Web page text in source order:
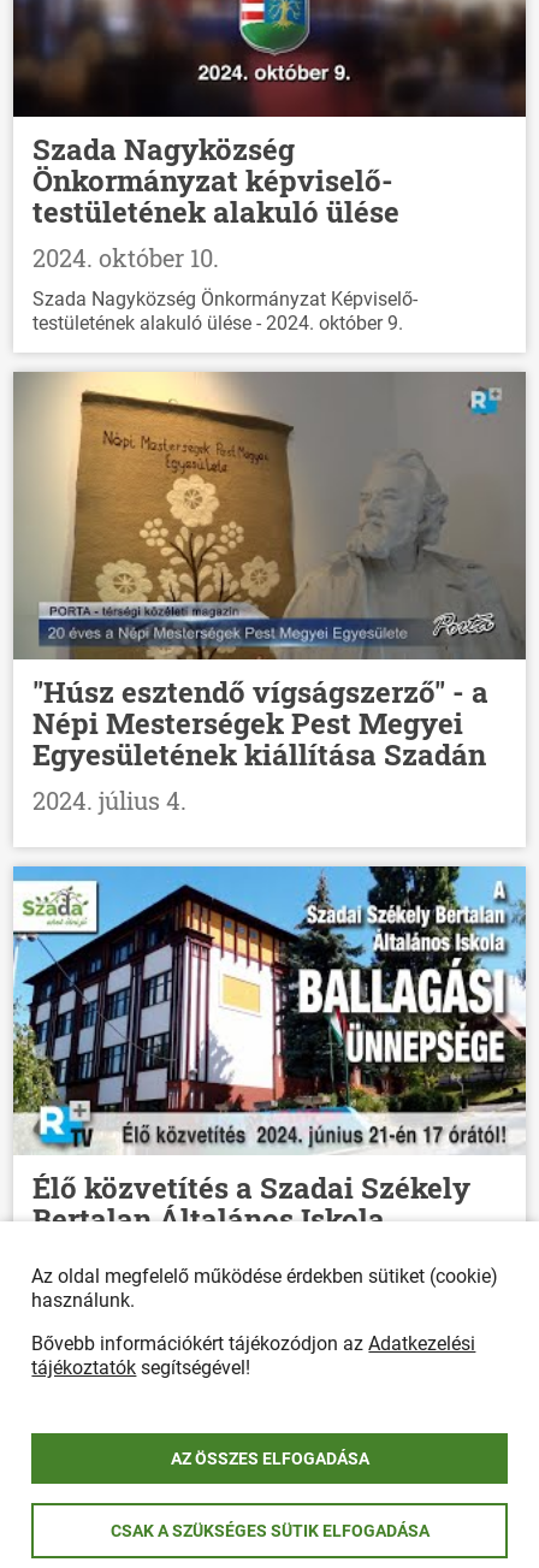
Szada Nagyközség
Önkormányzat képviselő-
testületének alakuló ülése
2024. október 10.
Szada Nagyközség Önkormányzat Képviselő-
testületének alakuló ülése - 2024. október 9.
"Húsz esztendő vígságszerző" - a
Népi Mesterségek Pest Megyei
Egyesületének kiállítása Szadán
2024. július 4.
Élő közvetítés a Szadai Székely
Bertalan Általános Iskola
2024. június 23.
Az oldal megfelelő működése érdekben sütiket (cookie)
használunk.
Bővebb információkért tájékozódjon azAdatkezelési
tájékoztatók segítségével!
AZ ÖSSZES ELFOGADÁSA
CSAK A SZÜKSÉGES SÜTIK ELFOGADÁSA